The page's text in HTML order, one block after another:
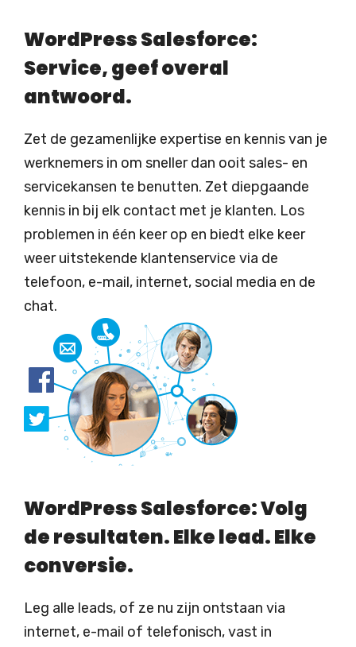
WordPress Salesforce:
Service, geef overal
antwoord.
Zet de gezamenlijke expertise en kennis van je
werknemers in om sneller dan ooit sales- en
servicekansen te benutten. Zet diepgaande
kennis in bij elk contact met je klanten. Los
problemen in één keer op en biedt elke keer
weer uitstekende klantenservice via de
telefoon, e-mail, internet, social media en de
chat.
WordPress Salesforce: Volg
de resultaten. Elke lead. Elke
conversie.
Leg alle leads, of ze nu zijn ontstaan via
internet, e-mail of telefonisch, vast in